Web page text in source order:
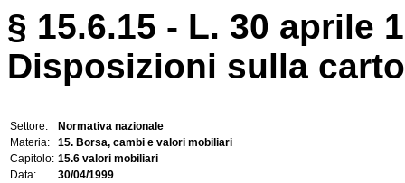
§ 15.6.15 - L. 30 aprile
Disposizioni sulla
Settore:
Normativa nazionale
Materia:
15. Borsa, cambi e valori mobiliari
Capitolo: 15.6 valori mobiliari
Data:
30/04/1999